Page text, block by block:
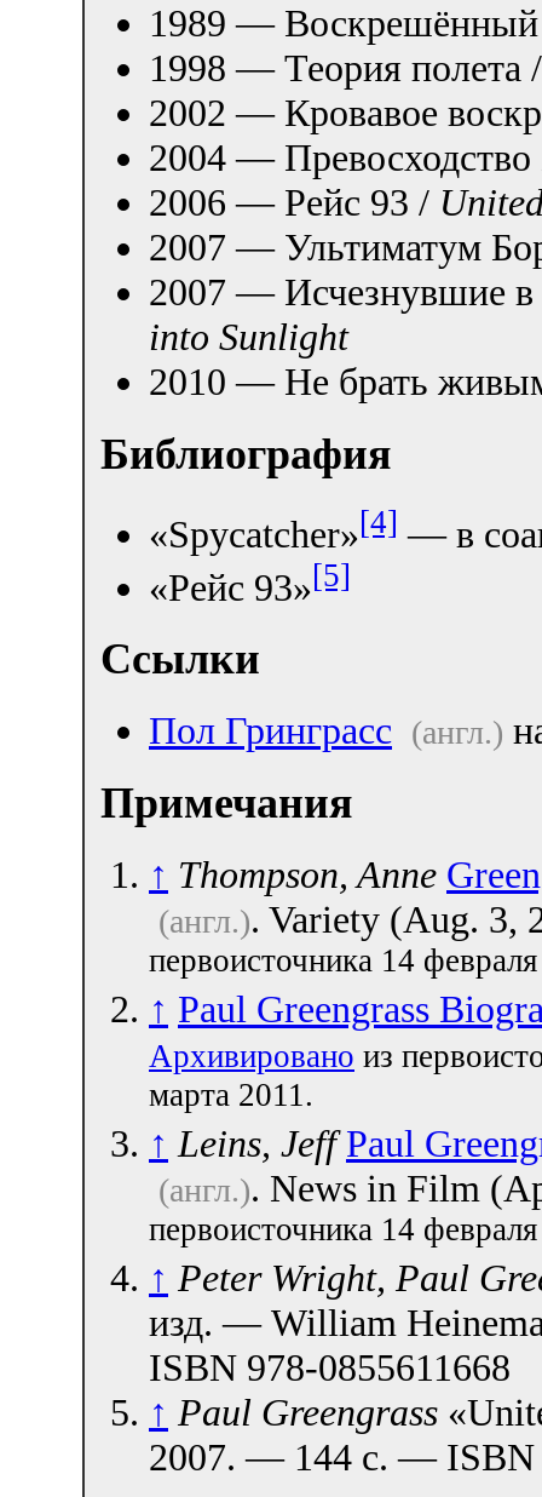
1989 —
1998 — Теория полета
2002 — Кровавое
2004 —
2006 — Рейс 93 /
2007 — Ультиматум
2007 — Исчезнувшие в
into Sunlight
2010 — Не брать
Библиография
«Spycatcher»[4] — в
«Рейс 93»[5]
Ссылки
Пол Гринграсс (англ.)
Примечания
↑ Thompson, Anne
(англ.). Variety (Aug. 3,
первоисточника 14
↑ Paul Greengrass
Архивировано из
марта 2011.
↑ Leins, Jeff Paul
(англ.). News in Film
первоисточника 14
↑ Peter Wright, Paul
изд. — William
ISBN 978-0855611668
↑ Paul Greengrass
2007. — 144 с. — ISBN